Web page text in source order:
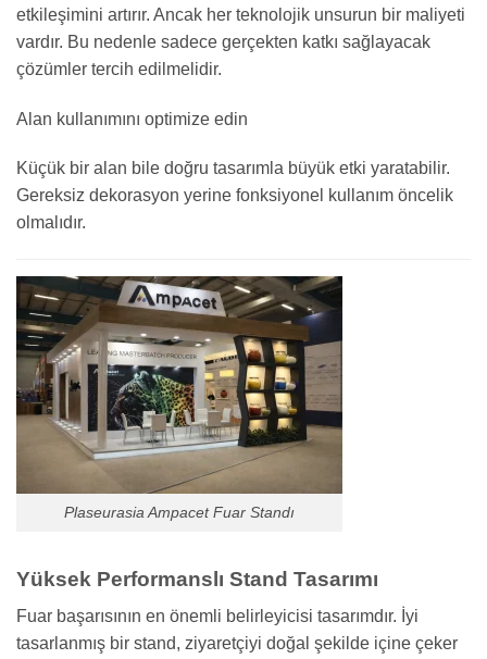
etkileşimini artırır. Ancak her teknolojik unsurun bir maliyeti
vardır. Bu nedenle sadece gerçekten katkı sağlayacak
çözümler tercih edilmelidir.
Alan kullanımını optimize edin
Küçük bir alan bile doğru tasarımla büyük etki yaratabilir.
Gereksiz dekorasyon yerine fonksiyonel kullanım öncelik
olmalıdır.
Plaseurasia Ampacet Fuar Standı
Yüksek Performanslı Stand Tasarımı
Fuar başarısının en önemli belirleyicisi tasarımdır. İyi
tasarlanmış bir stand, ziyaretçiyi doğal şekilde içine çeker